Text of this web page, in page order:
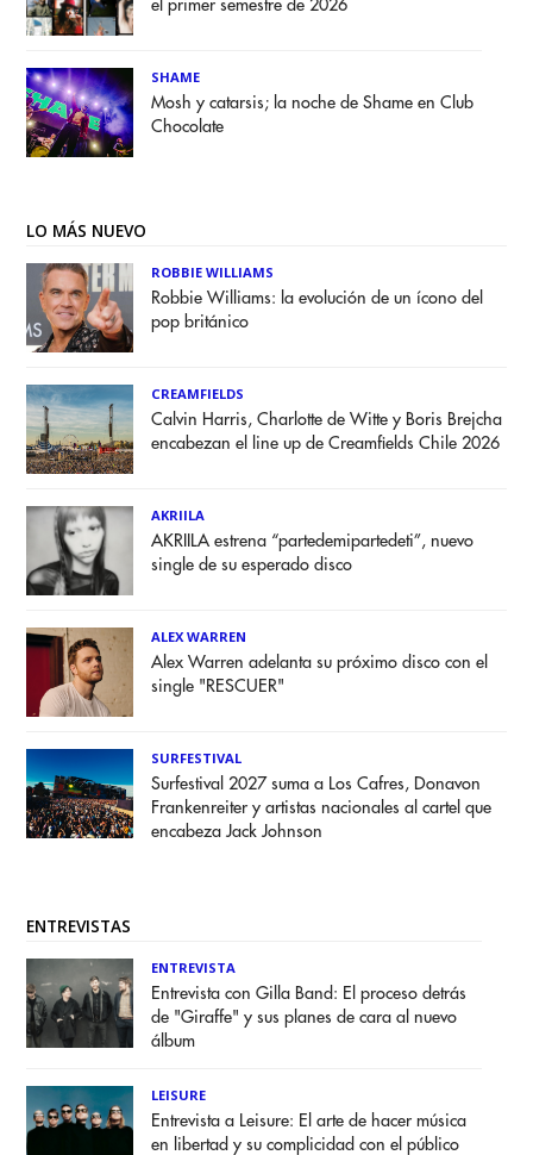
el primer semestre de 2026
SHAME
Mosh y catarsis; la noche de Shame en Club
Chocolate
LO MÁS NUEVO
ROBBIE WILLIAMS
Robbie Williams: la evolución de un ícono del
pop británico
CREAMFIELDS
Calvin Harris, Charlotte de Witte y Boris Brejcha
encabezan el line up de Creamfields Chile 2026
AKRIILA
AKRIILA estrena “partedemipartedeti”, nuevo
single de su esperado disco
ALEX WARREN
Alex Warren adelanta su próximo disco con el
single "RESCUER"
SURFESTIVAL
Surfestival 2027 suma a Los Cafres, Donavon
Frankenreiter y artistas nacionales al cartel que
encabeza Jack Johnson
ENTREVISTAS
ENTREVISTA
Entrevista con Gilla Band: El proceso detrás
de "Giraffe" y sus planes de cara al nuevo
álbum
LEISURE
Entrevista a Leisure: El arte de hacer música
en libertad y su complicidad con el público